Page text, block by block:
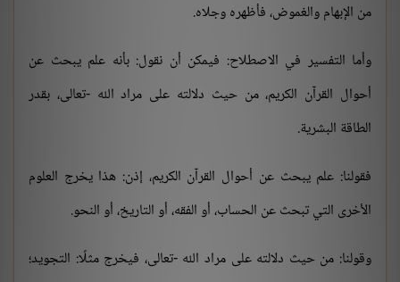
من الإبهام والغموض، فأظهره وجلاه.
وأما التفسير في الاصطلاح: فيمكن أن نقول: بأنه علم يبحث عن
أحوال القرآن الكريم، من حيث دلالته على مراد الله -تعالى، بقدر
الطاقة البشرية.
فقولنا: علم يبحث عن أحوال القرآن الكريم، إذن: هذا يخرج العلوم
الأخرى التي تبحث عن الحساب، أو الفقه، أو التاريخ، أو النحو.
وقولنا: من حيث دلالته على مراد الله -تعالى، فيخرج مثلًا: التجويد؛